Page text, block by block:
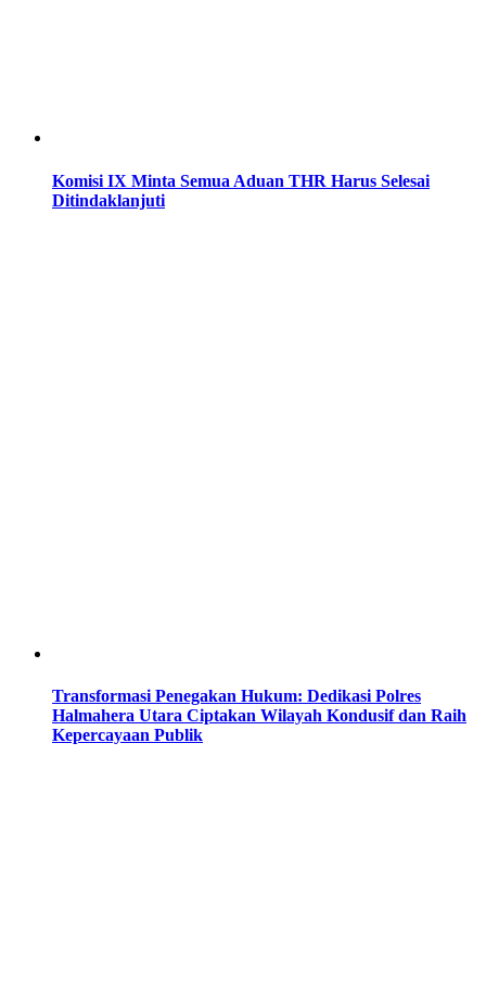
Komisi IX Minta Semua Aduan THR Harus Selesai
Ditindaklanjuti
Transformasi Penegakan Hukum: Dedikasi Polres
Halmahera Utara Ciptakan Wilayah Kondusif dan Raih
Kepercayaan Publik